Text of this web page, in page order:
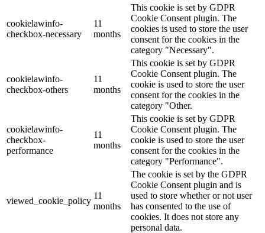
cookielawinfo-
checkbox-necessary
11
months
This cookie is set by GDPR
Cookie Consent plugin. The
cookies is used to store the user
consent for the cookies in the
category "Necessary".
cookielawinfo-
checkbox-others
11
months
This cookie is set by GDPR
Cookie Consent plugin. The
cookie is used to store the user
consent for the cookies in the
category "Other.
cookielawinfo-
checkbox-
performance
11
months
This cookie is set by GDPR
Cookie Consent plugin. The
cookie is used to store the user
consent for the cookies in the
category "Performance".
viewed_cookie_policy
11
months
The cookie is set by the GDPR
Cookie Consent plugin and is
used to store whether or not user
has consented to the use of
cookies. It does not store any
personal data.